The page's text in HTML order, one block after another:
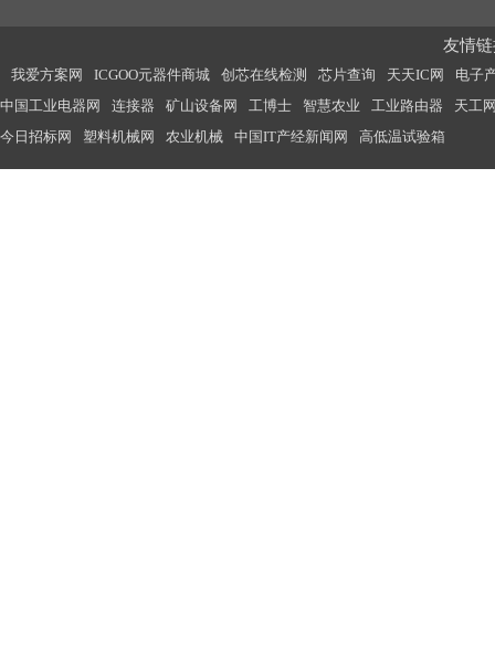
友情
我爱方案网 ICGOO元器件商城 创芯在线检测 芯片查询 天天IC网
电子
中国工业电器网
连接器 矿山设备网 工博士 智慧农业 工业路由器
天工
今日招标网
塑料机械网 农业机械 中国IT产经新闻网 高低温试验箱